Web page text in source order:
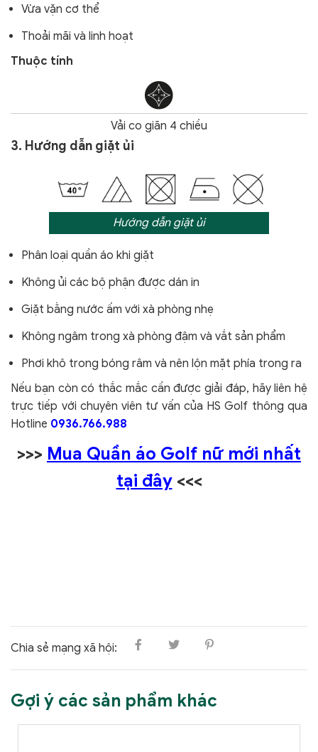
Vừa vặn cơ thể
Thoải mãi và linh hoạt
Thuộc tính
Vải co giãn 4 chiều
3. Hướng dẫn giặt ủi
Hướng dẫn giặt ủi
Phân loại quần áo khi giặt
Không ủi các bộ phận được dán in
Giặt bằng nước ấm với xà phòng nhẹ
Không ngâm trong xà phòng đậm và vắt sản phẩm
Phơi khô trong bóng râm và nên lộn mặt phía trong ra
Nếu bạn còn có thắc mắc cần được giải đáp, hãy liên hệ
trực tiếp với chuyên viên tư vấn của HS Golf thông qua
Hotline 0936.766.988
>>> Mua Quần áo Golf nữ mới nhất
tại đây<<<
Chia sẻ mạng xã hội:
Gợi ý các sản phẩm khác